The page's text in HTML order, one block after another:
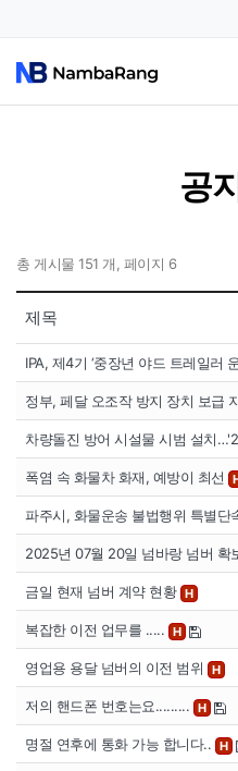
팔고
이용후기
공
총 게시물 151 개, 페이지 6
제목
IPA, 제4기 ‘중장년 야드 트레일러
정부, 페달 오조작 방지 장치 보급
차량돌진 방어 시설물 시범 설치
폭염 속 화물차 화재, 예방이 최선
파주시, 화물운송 불법행위 특별단
2025년 07월 20일 넘바랑 넘버 확
금일 현재 넘버 계약 현황 H
복잡한 이전 업무를 ..... H
영업용 용달 넘버의 이전 범위 H
저의 핸드폰 번호는요......... H
명절 연후에 통화 가능 합니다.. H